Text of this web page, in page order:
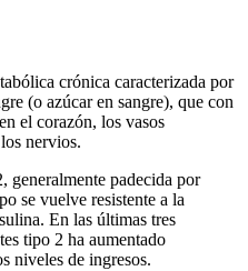
crónica caracterizada por
(o azúcar en sangre), que con
el corazón, los vasos
nervios.
generalmente padecida por
se vuelve resistente a la
En las últimas tres
tipo 2 ha aumentado
niveles de ingresos.